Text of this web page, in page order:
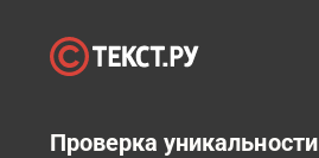
Проверка уникальности